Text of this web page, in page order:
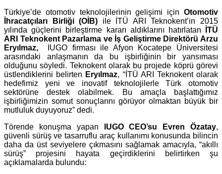
Türkiye’de otomotiv teknolojilerinin gelişimi için Otomotiv
İhracatçıları Birliği (OİB) ile İTÜ ARI Teknokent’in 2015
yılında güçlerini birleştirme kararı aldıklarını hatırlatan
İTÜ
ARI Teknokent Pazarlama ve İş Geliştirme Direktörü Arzu
Eryılmaz,
IUGO firması ile Afyon Kocatepe Üniversitesi
arasındaki anlaşmanın da bu işbirliğinin bir yansıması
olduğunu söyledi. Teknokent olarak bu projede köprü görevi
üstlendiklerini belirten Eryılmaz, “İTÜ ARI Teknokent olarak
hedefimiz yeni ve inovatif teknolojilerle Türk otomotiv
sektörüne destek olabilmek. Bu amaçla başlattığımız
işbirliğimizin somut sonuçlarını görüyor olmaktan büyük bir
mutluluk duyuyoruz” dedi.
Törende konuşma yapan
IUGO CEO’su Evren Özatay,
güvenli sürüş ve tasarruflu araç kullanımı konusunda bilincin
daha da üst seviyelere çıkmasını sağlamak amacıyla, “akıllı
sürüş” projesini hayata geçirdiklerini belirtirken şu
açıklamalarda bulundu: